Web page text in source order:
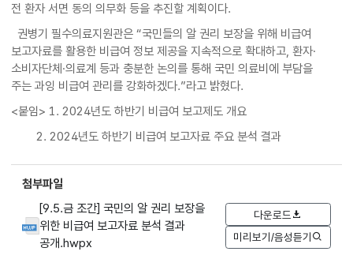
전 환자 서면 동의 의무화 등을 추진할 계획이다.
권병기 필수의료지원관은 “국민들의 알 권리 보장을 위해 비급여
보고자료를 활용한 비급여 정보 제공을 지속적으로 확대하고, 환자·
소비자단체·의료계 등과 충분한 논의를 통해 국민 의료비에 부담을
주는 과잉 비급여 관리를 강화하겠다.”라고 밝혔다.
<붙임> 1. 2024년도 하반기 비급여 보고제도 개요
2. 2024년도 하반기 비급여 보고자료 주요 분석 결과
첨부파일
[9.5.금 조간] 국민의 알 권리 보장을
위한 비급여 보고자료 분석 결과
공개.hwpx
다운로드
미리보기/음성듣기